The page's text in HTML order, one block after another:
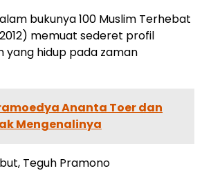
bukunya 100 Muslim Terhebat
memuat sederet profil
hidup pada zaman
Ananta Toer dan
Mengenalinya
Teguh Pramono